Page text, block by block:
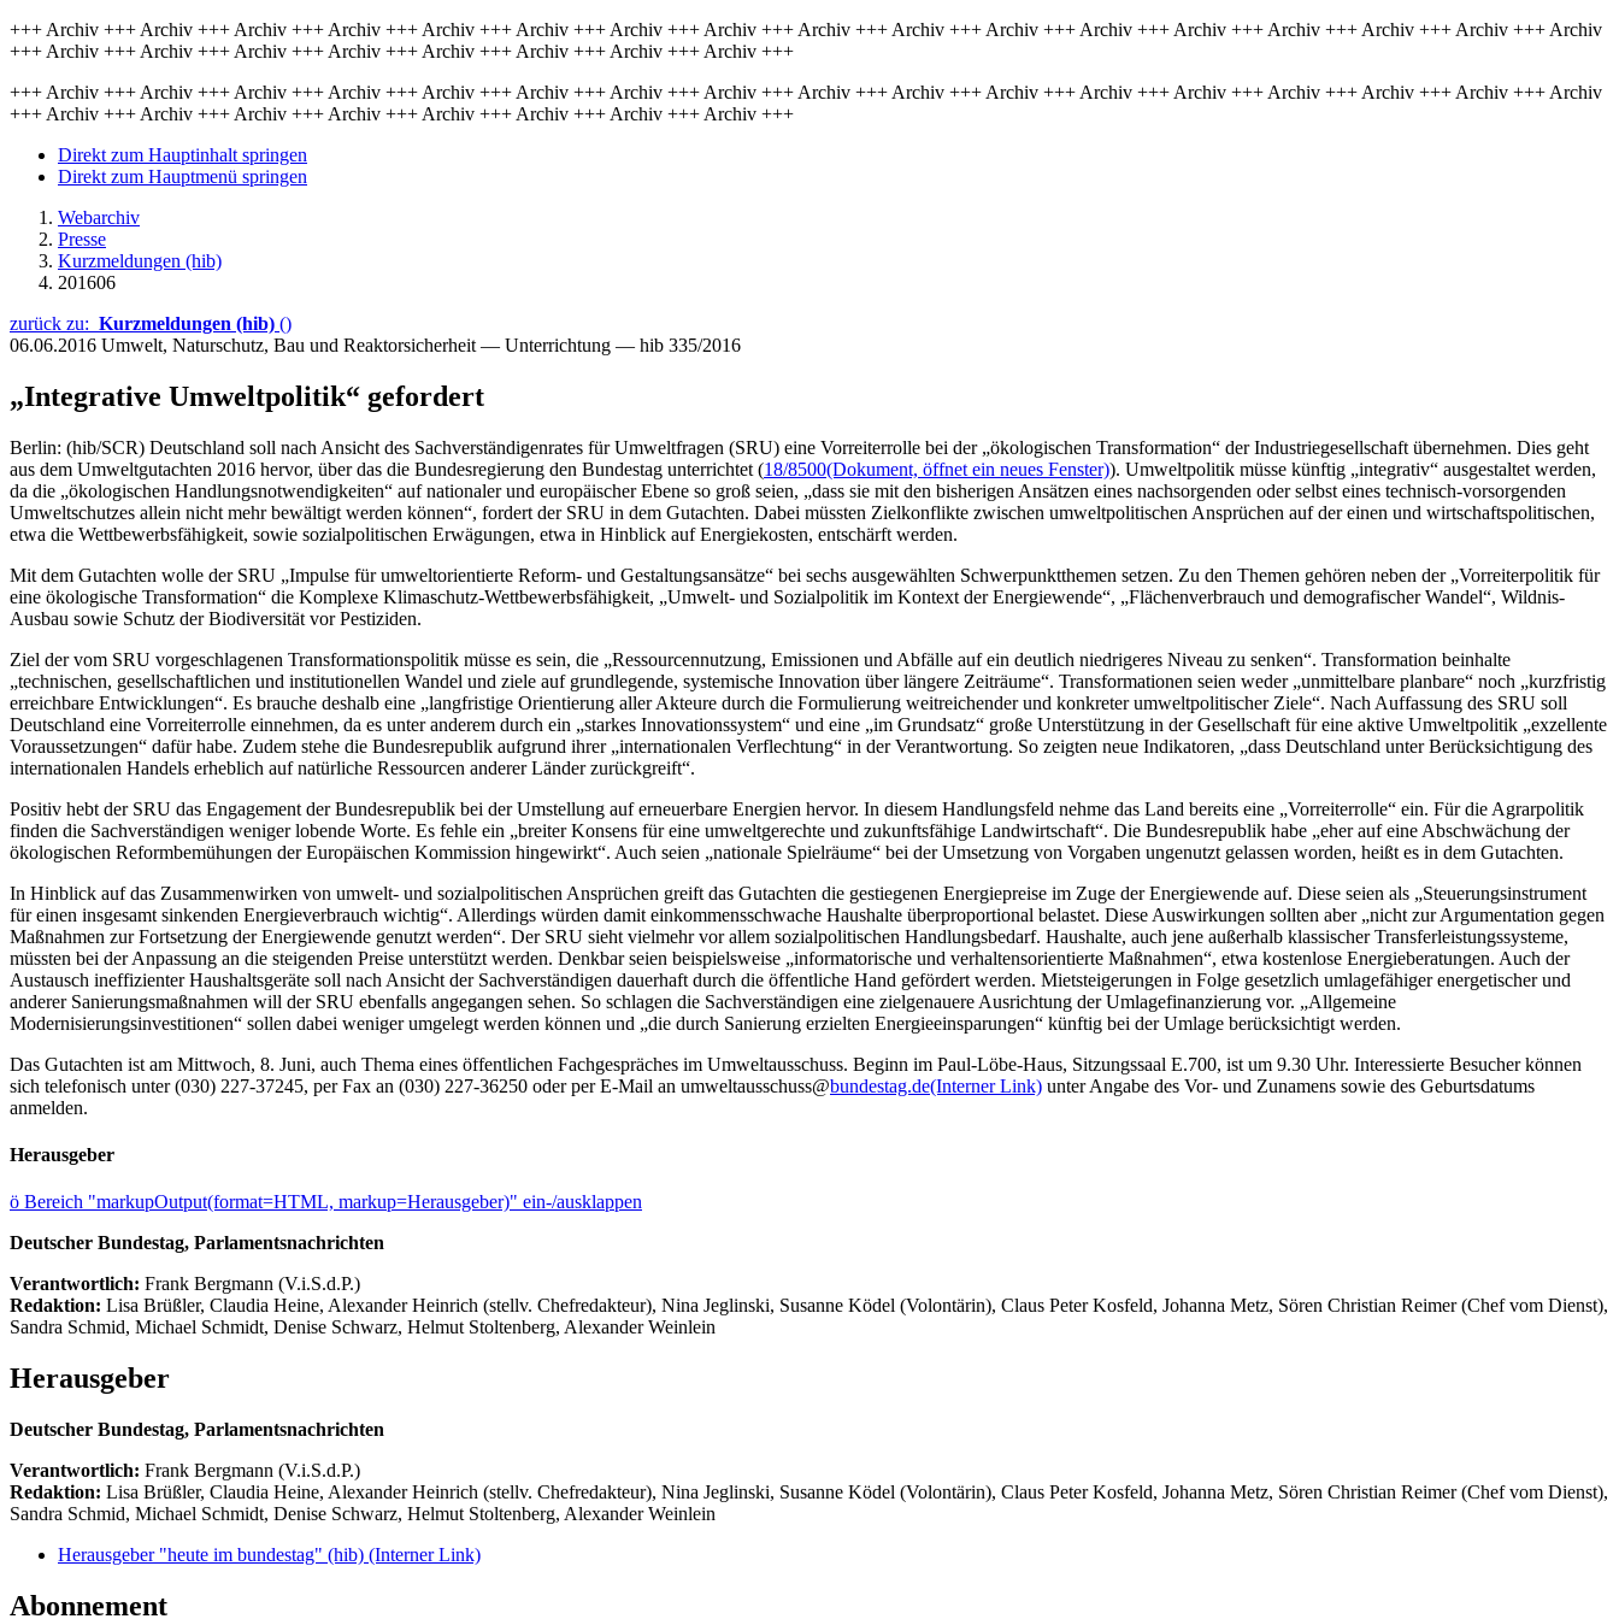
+++ Archiv +++ Archiv +++ Archiv +++ Archiv +++ Archiv +++ Archiv +++ Archiv +++ Archiv +++ Archiv +++ Archiv +++ Archiv +++ Archiv +++ Archiv +++ Archiv +++ Archiv +++ Archiv +++ Archiv
+++ Archiv +++ Archiv +++ Archiv +++ Archiv +++ Archiv +++ Archiv +++ Archiv +++ Archiv +++
+++ Archiv +++ Archiv +++ Archiv +++ Archiv +++ Archiv +++ Archiv +++ Archiv +++ Archiv +++ Archiv +++ Archiv +++ Archiv +++ Archiv +++ Archiv +++ Archiv +++ Archiv +++ Archiv +++ Archiv
+++ Archiv +++ Archiv +++ Archiv +++ Archiv +++ Archiv +++ Archiv +++ Archiv +++ Archiv +++
Direkt zum Hauptinhalt springen
Direkt zum Hauptmenü springen
Webarchiv
Presse
Kurzmeldungen (hib)
201606
zurück zu: Kurzmeldungen (hib) ()
06.06.2016 Umwelt, Naturschutz, Bau und Reaktorsicherheit — Unterrichtung — hib 335/2016
„Integrative Umweltpolitik“ gefordert
Berlin: (hib/SCR) Deutschland soll nach Ansicht des Sachverständigenrates für Umweltfragen (SRU) eine Vorreiterrolle bei der „ökologischen Transformation“ der Industriegesellschaft übernehmen. Dies geht
aus dem Umweltgutachten 2016 hervor, über das die Bundesregierung den Bundestag unterrichtet (18/8500(Dokument, öffnet ein neues Fenster)). Umweltpolitik müsse künftig „integrativ“ ausgestaltet werden,
da die „ökologischen Handlungsnotwendigkeiten“ auf nationaler und europäischer Ebene so groß seien, „dass sie mit den bisherigen Ansätzen eines nachsorgenden oder selbst eines technisch-vorsorgenden
Umweltschutzes allein nicht mehr bewältigt werden können“, fordert der SRU in dem Gutachten. Dabei müssten Zielkonflikte zwischen umweltpolitischen Ansprüchen auf der einen und wirtschaftspolitischen,
etwa die Wettbewerbsfähigkeit, sowie sozialpolitischen Erwägungen, etwa in Hinblick auf Energiekosten, entschärft werden.
Mit dem Gutachten wolle der SRU „Impulse für umweltorientierte Reform- und Gestaltungsansätze“ bei sechs ausgewählten Schwerpunktthemen setzen. Zu den Themen gehören neben der „Vorreiterpolitik für
eine ökologische Transformation“ die Komplexe Klimaschutz-Wettbewerbsfähigkeit, „Umwelt- und Sozialpolitik im Kontext der Energiewende“, „Flächenverbrauch und demografischer Wandel“, Wildnis-
Ausbau sowie Schutz der Biodiversität vor Pestiziden.
Ziel der vom SRU vorgeschlagenen Transformationspolitik müsse es sein, die „Ressourcennutzung, Emissionen und Abfälle auf ein deutlich niedrigeres Niveau zu senken“. Transformation beinhalte
„technischen, gesellschaftlichen und institutionellen Wandel und ziele auf grundlegende, systemische Innovation über längere Zeiträume“. Transformationen seien weder „unmittelbare planbare“ noch „kurzfristig
erreichbare Entwicklungen“. Es brauche deshalb eine „langfristige Orientierung aller Akteure durch die Formulierung weitreichender und konkreter umweltpolitischer Ziele“. Nach Auffassung des SRU soll
Deutschland eine Vorreiterrolle einnehmen, da es unter anderem durch ein „starkes Innovationssystem“ und eine „im Grundsatz“ große Unterstützung in der Gesellschaft für eine aktive Umweltpolitik „exzellente
Voraussetzungen“ dafür habe. Zudem stehe die Bundesrepublik aufgrund ihrer „internationalen Verflechtung“ in der Verantwortung. So zeigten neue Indikatoren, „dass Deutschland unter Berücksichtigung des
internationalen Handels erheblich auf natürliche Ressourcen anderer Länder zurückgreift“.
Positiv hebt der SRU das Engagement der Bundesrepublik bei der Umstellung auf erneuerbare Energien hervor. In diesem Handlungsfeld nehme das Land bereits eine „Vorreiterrolle“ ein. Für die Agrarpolitik
finden die Sachverständigen weniger lobende Worte. Es fehle ein „breiter Konsens für eine umweltgerechte und zukunftsfähige Landwirtschaft“. Die Bundesrepublik habe „eher auf eine Abschwächung der
ökologischen Reformbemühungen der Europäischen Kommission hingewirkt“. Auch seien „nationale Spielräume“ bei der Umsetzung von Vorgaben ungenutzt gelassen worden, heißt es in dem Gutachten.
In Hinblick auf das Zusammenwirken von umwelt- und sozialpolitischen Ansprüchen greift das Gutachten die gestiegenen Energiepreise im Zuge der Energiewende auf. Diese seien als „Steuerungsinstrument
für einen insgesamt sinkenden Energieverbrauch wichtig“. Allerdings würden damit einkommensschwache Haushalte überproportional belastet. Diese Auswirkungen sollten aber „nicht zur Argumentation gegen
Maßnahmen zur Fortsetzung der Energiewende genutzt werden“. Der SRU sieht vielmehr vor allem sozialpolitischen Handlungsbedarf. Haushalte, auch jene außerhalb klassischer Transferleistungssysteme,
müssten bei der Anpassung an die steigenden Preise unterstützt werden. Denkbar seien beispielsweise „informatorische und verhaltensorientierte Maßnahmen“, etwa kostenlose Energieberatungen. Auch der
Austausch ineffizienter Haushaltsgeräte soll nach Ansicht der Sachverständigen dauerhaft durch die öffentliche Hand gefördert werden. Mietsteigerungen in Folge gesetzlich umlagefähiger energetischer und
anderer Sanierungsmaßnahmen will der SRU ebenfalls angegangen sehen. So schlagen die Sachverständigen eine zielgenauere Ausrichtung der Umlagefinanzierung vor. „Allgemeine
Modernisierungsinvestitionen“ sollen dabei weniger umgelegt werden können und „die durch Sanierung erzielten Energieeinsparungen“ künftig bei der Umlage berücksichtigt werden.
Das Gutachten ist am Mittwoch, 8. Juni, auch Thema eines öffentlichen Fachgespräches im Umweltausschuss. Beginn im Paul-Löbe-Haus, Sitzungssaal E.700, ist um 9.30 Uhr. Interessierte Besucher können
sich telefonisch unter (030) 227-37245, per Fax an (030) 227-36250 oder per E-Mail an umweltausschuss@bundestag.de(Interner Link) unter Angabe des Vor- und Zunamens sowie des Geburtsdatums
anmelden.
Herausgeber
ö Bereich "markupOutput(format=HTML, markup=Herausgeber)" ein-/ausklappen
Deutscher Bundestag, Parlamentsnachrichten
Verantwortlich: Frank Bergmann (V.i.S.d.P.)
Redaktion: Lisa Brüßler, Claudia Heine, Alexander Heinrich (stellv. Chefredakteur), Nina Jeglinski, Susanne Ködel (Volontärin), Claus Peter Kosfeld, Johanna Metz, Sören Christian Reimer (Chef vom Dienst),
Sandra Schmid, Michael Schmidt, Denise Schwarz, Helmut Stoltenberg, Alexander Weinlein
Herausgeber
Deutscher Bundestag, Parlamentsnachrichten
Verantwortlich: Frank Bergmann (V.i.S.d.P.)
Redaktion: Lisa Brüßler, Claudia Heine, Alexander Heinrich (stellv. Chefredakteur), Nina Jeglinski, Susanne Ködel (Volontärin), Claus Peter Kosfeld, Johanna Metz, Sören Christian Reimer (Chef vom Dienst),
Sandra Schmid, Michael Schmidt, Denise Schwarz, Helmut Stoltenberg, Alexander Weinlein
Herausgeber "heute im bundestag" (hib) (Interner Link)
Abonnement